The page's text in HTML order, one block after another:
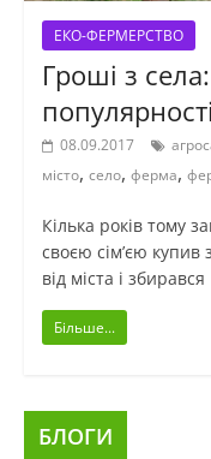
ЕКО-ФЕРМЕРСТВО
Гроші з
08.09.2017
місто, село, ферма,
Кілька років тому
своєю сім’єю купив
від міста і збирався
Більше...
БЛОГИ